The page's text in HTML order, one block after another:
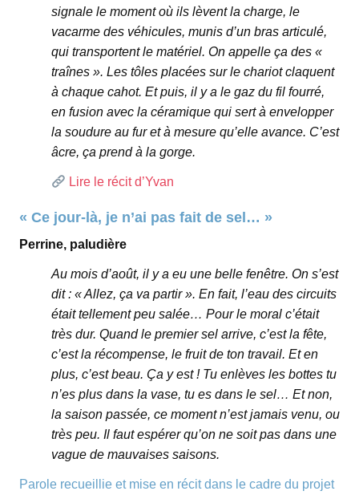
signale le moment où ils lèvent la charge, le
vacarme des véhicules, munis d’un bras articulé,
qui transportent le matériel. On appelle ça des «
traînes ». Les tôles placées sur le chariot claquent
à chaque cahot. Et puis, il y a le gaz du fil fourré,
en fusion avec la céramique qui sert à envelopper
la soudure au fur et à mesure qu’elle avance. C’est
âcre, ça prend à la gorge.
Lire le récit d’Yvan
« Ce jour-là, je n’ai pas fait de sel… »
Perrine, paludière
Au mois d’août, il y a eu une belle fenêtre. On s’est
dit : « Allez, ça va partir ». En fait, l’eau des circuits
était tellement peu salée… Pour le moral c’était
très dur. Quand le premier sel arrive, c’est la fête,
c’est la récompense, le fruit de ton travail. Et en
plus, c’est beau. Ça y est ! Tu enlèves les bottes tu
n’es plus dans la vase, tu es dans le sel… Et non,
la saison passée, ce moment n’est jamais venu, ou
très peu. Il faut espérer qu’on ne soit pas dans une
vague de mauvaises saisons.
Parole recueillie et mise en récit dans le cadre du projet